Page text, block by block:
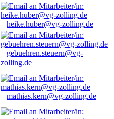
heike.huber@vg-zolling.de
gebuehren.steuern@vg-
zolling.de
mathias.kern@vg-zolling.de